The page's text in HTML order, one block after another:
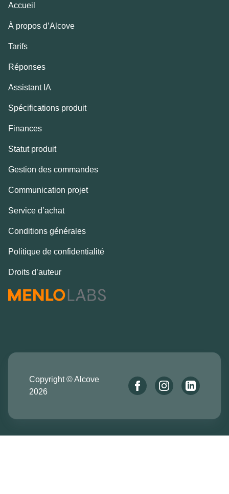
Accueil
À propos d’Alcove
Tarifs
Réponses
Assistant IA
Spécifications produit
Finances
Statut produit
Gestion des commandes
Communication projet
Service d’achat
Conditions générales
Politique de confidentialité
Droits d’auteur
Copyright © Alcove
2026